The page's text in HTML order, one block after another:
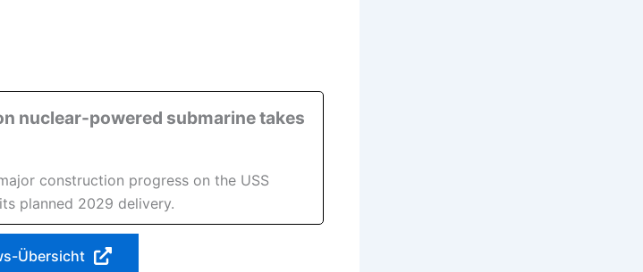
nuclear-powered submarine takes
construction progress on the USS
planned 2029 delivery.
Übersicht